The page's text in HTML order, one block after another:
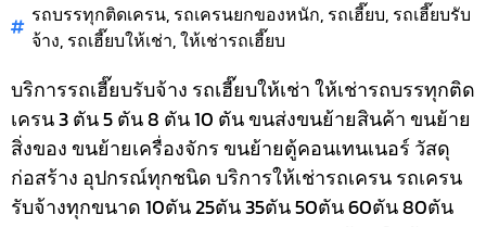
รถบรรทุกติดเครน, รถเครนยกของหนัก, รถเฮี๊ยบ, รถเฮี๊ยบรับ
จ้าง, รถเฮี๊ยบให้เช่า,ให้เช่ารถเฮี๊ยบ
บริการรถเฮี๊ยบรับจ้าง รถเฮี๊ยบให้เช่า ให้เช่ารถบรรทุกติด
เครน 3 ตัน 5 ตัน 8 ตัน 10 ตัน ขนส่งขนย้ายสินค้า ขนย้าย
สิ่งของ ขนย้ายเครื่องจักร ขนย้ายตู้คอนเทนเนอร์ วัสดุ
ก่อสร้าง อุปกรณ์ทุกชนิดบริการให้เช่ารถเครน รถเครน
รับจ้างทุกขนาด 10ตัน 25ตัน 35ตัน 50ตัน 60ตัน 80ตัน